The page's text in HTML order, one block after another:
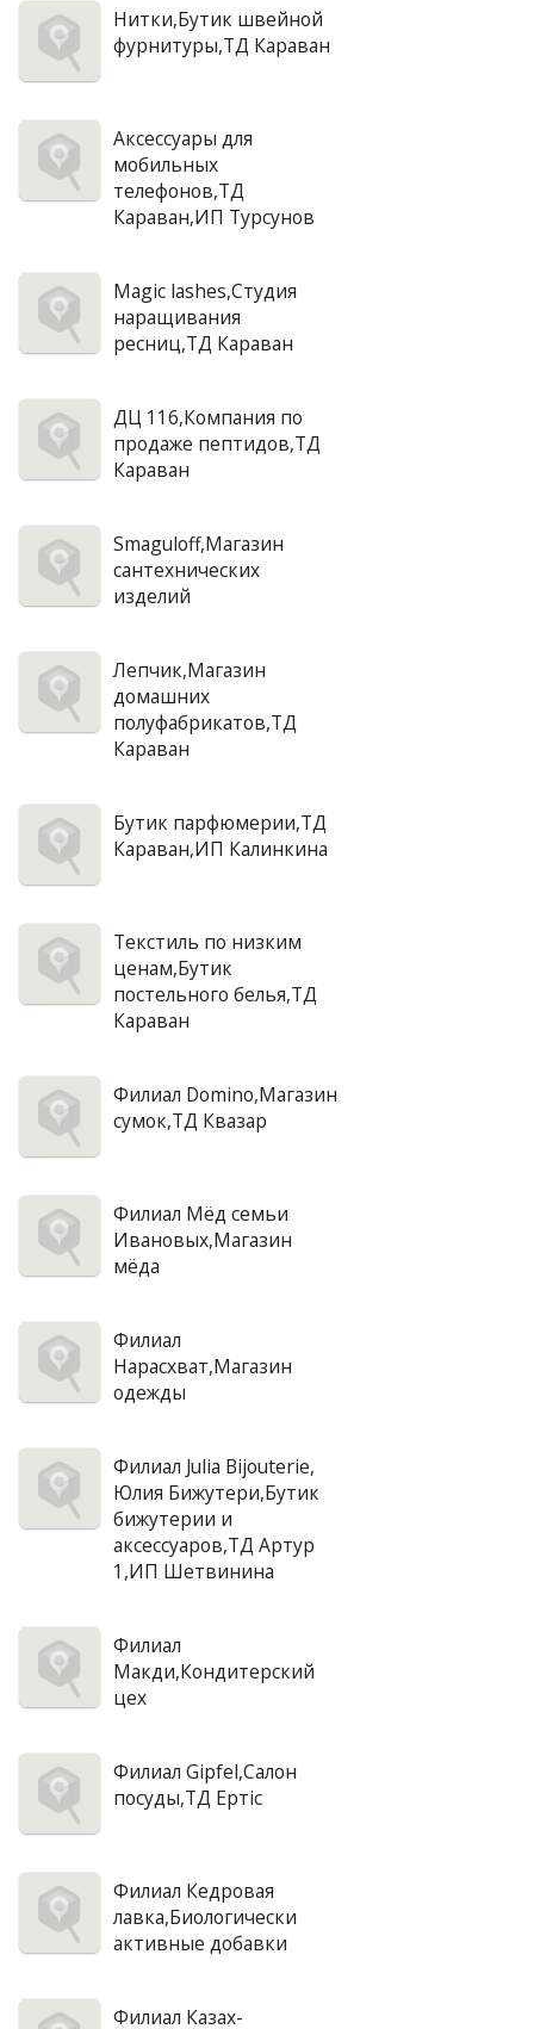
Нитки,Бутик швейной
фурнитуры,ТД Караван
Аксессуары для
мобильных
телефонов,ТД
Караван,ИП Турсунов
Magic lashes,Студия
наращивания
ресниц,ТД Караван
ДЦ 116,Компания по
продаже пептидов,ТД
Караван
Smaguloff,Магазин
сантехнических
изделий
Лепчик,Магазин
домашних
полуфабрикатов,ТД
Караван
Бутик парфюмерии,ТД
Караван,ИП Калинкина
Текстиль по низким
ценам,Бутик
постельного белья,ТД
Караван
Филиал Domino,Магазин
сумок,ТД Квазар
Филиал Мёд семьи
Ивановых,Магазин
мёда
Филиал
Нарасхват,Магазин
одежды
Филиал Julia Bijouterie,
Юлия Бижутери,Бутик
бижутерии и
аксессуаров,ТД Артур
1,ИП Шетвинина
Филиал
Макди,Кондитерский
цех
Филиал Gipfel,Салон
посуды,ТД Ертiс
Филиал Кедровая
лавка,Биологически
активные добавки
Филиал Казах-